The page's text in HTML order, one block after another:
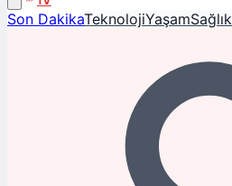
Son DakikaTeknolojiYaşamSağlık